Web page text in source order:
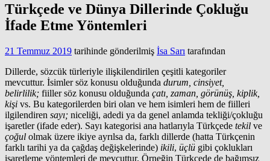
Türkçede ve Dünya Dillerinde Çokluğu
İfade Etme Yöntemleri
21 Temmuz 2019 tarihinde gönderilmiş İsa Sarı tarafından
Dillerde, sözcük türleriyle ilişkilendirilen çeşitli kategoriler
mevcuttur. İsimler söz konusu olduğunda durum, cinsiyet,
belirlilik; fiiller söz konusu olduğunda çatı, zaman, görünüş, kiplik,
kişi vs. Bu kategorilerden biri olan ve hem isimleri hem de fiilleri
ilgilendiren sayı; niceliği, adedi ya da genel anlamda tekliği/çokluğu
işaretler (ifade eder). Sayı kategorisi ana hatlarıyla Türkçede tekil ve
çoğul olmak üzere ikiye ayrılsa da, farklı dillerde (hatta Türkçenin
farklı tarihi ya da çağdaş değişkelerinde) ikili, üçlü gibi çoklukları
işaretleme yöntemleri de mevcuttur. Örneğin Türkçede de bağımsız